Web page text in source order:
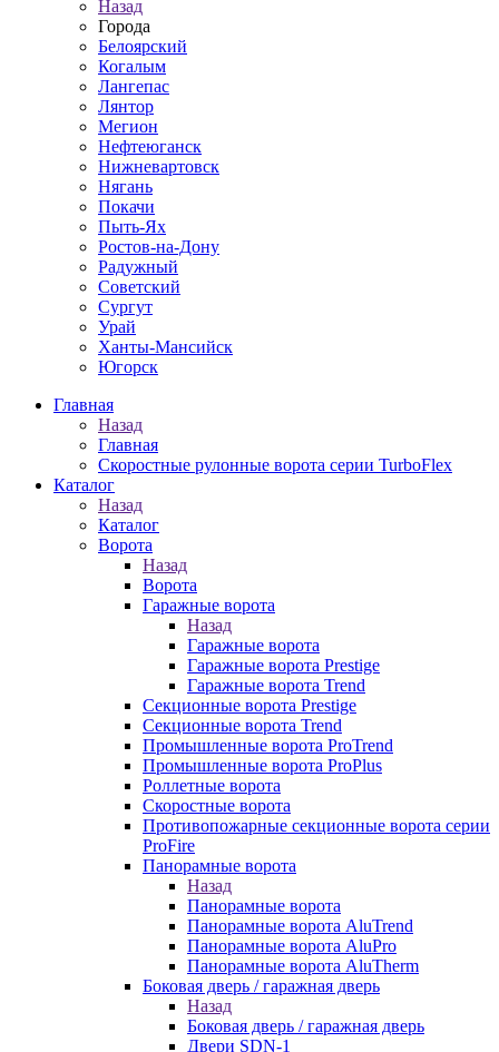
Назад
Города
Белоярский
Когалым
Лангепас
Лянтор
Мегион
Нефтеюганск
Нижневартовск
Нягань
Покачи
Пыть-Ях
Рoстов-на-Дону
Радужный
Советский
Сургут
Урай
Ханты-Мансийск
Югорск
Главная
Назад
Главная
Скоростные рулонные ворота серии TurboFlex
Каталог
Назад
Каталог
Ворота
Назад
Ворота
Гаражные ворота
Назад
Гаражные ворота
Гаражные ворота Prestige
Гаражные ворота Trend
Секционные ворота Prestige
Секционные ворота Trend
Промышленные ворота ProTrend
Промышленные ворота ProPlus
Роллетные ворота
Скоростные ворота
Противопожарные секционные ворота серии
ProFire
Панорамные ворота
Назад
Панорамные ворота
Панорамные ворота AluTrend
Панорамные ворота AluPro
Панорамные ворота AluTherm
Боковая дверь / гаражная дверь
Назад
Боковая дверь / гаражная дверь
Двери SDN-1